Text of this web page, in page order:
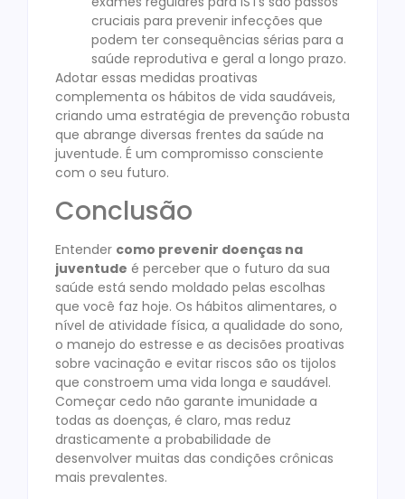
cruciais para prevenir infecções que
podem ter consequências sérias para a
saúde reprodutiva e geral a longo prazo.
Adotar essas medidas proativas
complementa os hábitos de vida saudáveis,
criando uma estratégia de prevenção robusta
que abrange diversas frentes da saúde na
juventude. É um compromisso consciente
com o seu futuro.
Conclusão
Entender como prevenir doenças na
juventude é perceber que o futuro da sua
saúde está sendo moldado pelas escolhas
que você faz hoje. Os hábitos alimentares, o
nível de atividade física, a qualidade do sono,
o manejo do estresse e as decisões proativas
sobre vacinação e evitar riscos são os tijolos
que constroem uma vida longa e saudável.
Começar cedo não garante imunidade a
todas as doenças, é claro, mas reduz
drasticamente a probabilidade de
desenvolver muitas das condições crônicas
mais prevalentes.